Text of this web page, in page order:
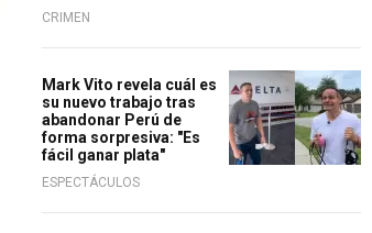
CRIMEN
Mark Vito revela cuál es
su nuevo trabajo tras
abandonar Perú de
forma sorpresiva: "Es
fácil ganar plata"
ESPECTÁCULOS